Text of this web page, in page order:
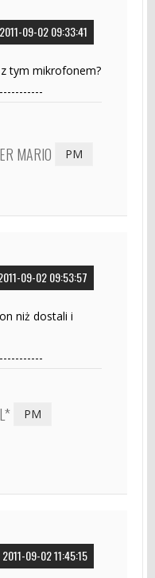
09-02 09:33:41
tym mikrofonem?
MARIO PM
09-02 09:53:57
niż dostali i
PM
09-02 11:45:15